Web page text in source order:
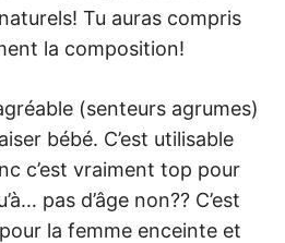
Tu auras compris
la composition!
(senteurs agrumes)
bébé. C’est utilisable
c’est vraiment top pour
pas d’âge non?? C’est
la femme enceinte et